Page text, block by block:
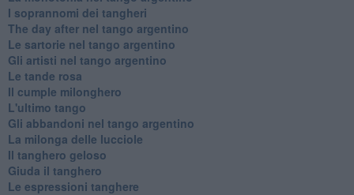
I soprannomi dei tangheri
The day after nel tango argentino
Le sartorie nel tango argentino
Gli artisti nel tango argentino
Le tande rosa
Il cumple milonghero
L'ultimo tango
Gli abbandoni nel tango argentino
La milonga delle lucciole
Il tanghero geloso
Giuda il tanghero
Le espressioni tanghere